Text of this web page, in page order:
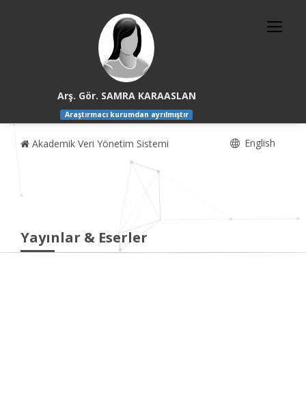
Arş. Gör. SAMRA KARAASLAN
Araştırmacı kurumdan ayrılmıştır
Akademik Veri Yönetim Sistemi English
Yayınlar & Eserler